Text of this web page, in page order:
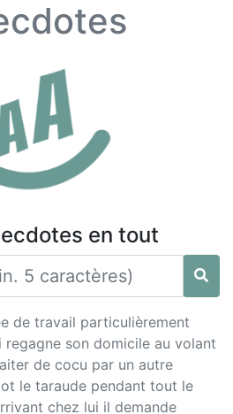
en tout
de travail particulièrement
regagne son domicile au volant
de cocu par un autre
le taraude pendant tout le
chez lui il demande